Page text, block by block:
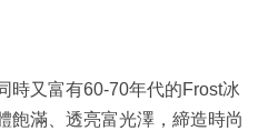
時又富有60-70年代的Frost冰
飽滿、透亮富光澤，締造時尚